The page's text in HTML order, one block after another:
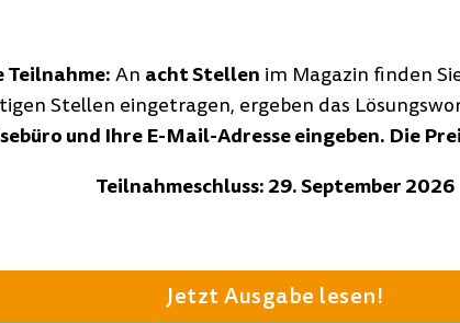
Teilnahme:An acht Stellen im Magazin finden
Stellen eingetragen, ergeben das
und IhreE-Mail-Adresseeingeben. Die
Teilnahmeschluss: 29. September 2026
Jetzt Ausgabe lesen!